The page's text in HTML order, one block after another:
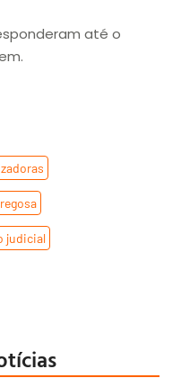
até o
judicial